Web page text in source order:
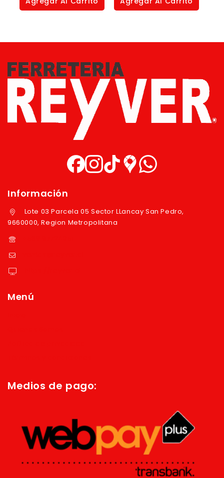
Información
Lote 03 Parcela 05 Sector LLancay San Pedro,
9660000, Region Metropolitana
Menú
Medios de pago: